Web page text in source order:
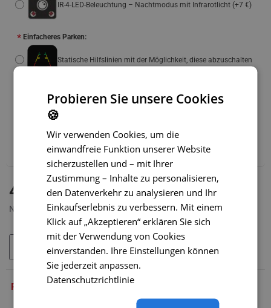
41,99 €
Netto 34,99 €
AUF LAGER
MODELL: SC-052-O
IR-4-LED-Beleuchtung – Nachtmodus mit Infrarotlicht (+7 €)
Einfacheres Parken:
Statische Hilfslinien mit der Möglichkeit, diese abzuschalten
Dynamische Hilfslinien
(+39 €)
IN DEN WARENKORB
PRODUKTBESCHREIBUNG
Probieren Sie unsere Cookies
🍪
Wir verwenden Cookies, um die
einwandfreie Funktion unserer Website
sicherzustellen und – mit Ihrer
Zustimmung – Inhalte zu personalisieren,
den Datenverkehr zu analysieren und Ihr
Einkaufserlebnis zu verbessern. Mit einem
Klick auf „Akzeptieren“ erklären Sie sich
mit der Verwendung von Cookies
einverstanden. Ihre Einstellungen können
Sie jederzeit anpassen.
Datenschutzrichtlinie